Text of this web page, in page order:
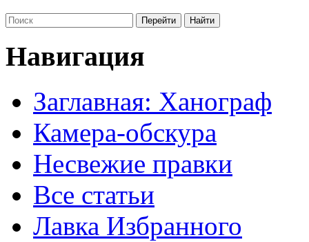
Навигация
Заглавная: Ханограф
Камера-обскура
Несвежие правки
Все статьи
Лавка Избранного